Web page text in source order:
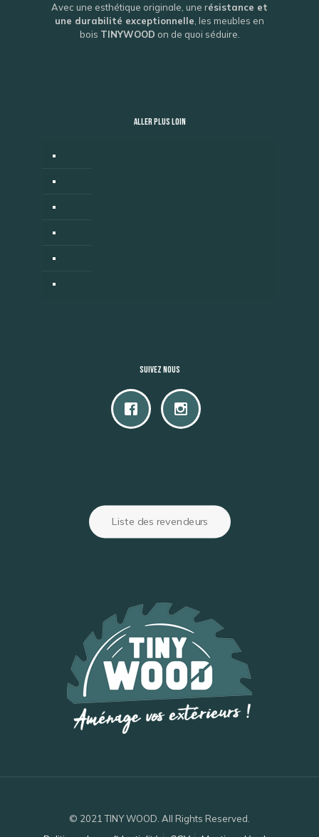
Avec une esthétique originale, une résistance et
une durabilité exceptionnelle , les meubles en
bois TINYWOOD on de quoi séduire.
ALLER PLUS LOIN
Suivez nous
Liste des revendeurs
© 2021 TINY WOOD. All Rights Reserved.